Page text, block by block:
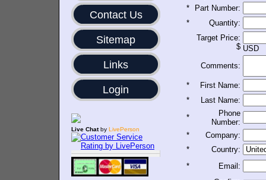
Contact Us
Sitemap
Links
Login
Live Chatby LivePerson
*
Part Number:
*
Quantity:
Target Price:
$ USD
Comments:
*
First Name:
*
Last Name:
*
Phone
Number:
*
Company:
*
Country:
*
Email: